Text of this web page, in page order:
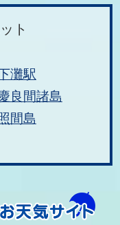
ト
灘駅
良間諸島
間島